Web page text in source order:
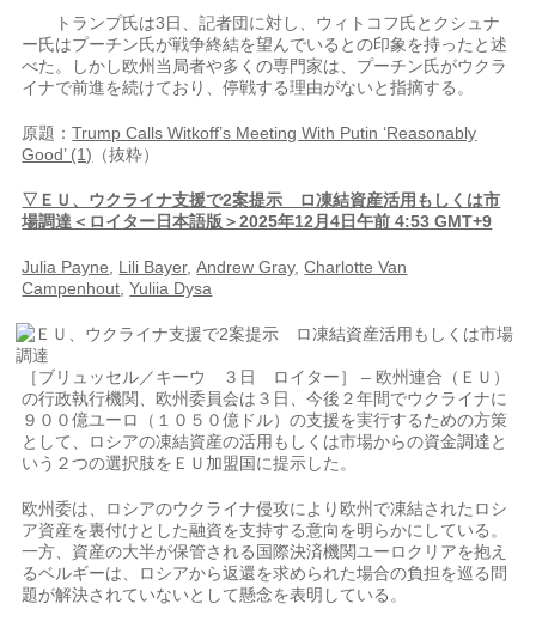
トランプ氏は3日、記者団に対し、ウィトコフ氏とクシュナ
ー氏はプーチン氏が戦争終結を望んでいるとの印象を持ったと述
べた。しかし欧州当局者や多くの専門家は、プーチン氏がウクラ
イナで前進を続けており、停戦する理由がないと指摘する。
原題：Trump Calls Witkoff’s Meeting With Putin ‘Reasonably
Good’ (1) （抜粋）
▽ＥＵ、ウクライナ支援で2案提示 ロ凍結資産活用もしくは市
場調達＜ロイター日本語版＞2025年12月4日午前 4:53 GMT+9
Julia Payne Lili Bayer,Andrew Gray,Charlotte Van
Campenhout ,Yuliia Dysa
［ブリュッセル／キーウ ３日 ロイター］ – 欧州連合（ＥＵ）
の行政執行機関、欧州委員会は３日、今後２年間でウクライナに
９００億ユーロ（１０５０億ドル）の支援を実行するための方策
として、ロシアの凍結資産の活用もしくは市場からの資金調達と
いう２つの選択肢をＥＵ加盟国に提示した。
欧州委は、ロシアのウクライナ侵攻により欧州で凍結されたロシ
ア資産を裏付けとした融資を支持する意向を明らかにしている。
一方、資産の大半が保管される国際決済機関ユーロクリアを抱え
るベルギーは、ロシアから返還を求められた場合の負担を巡る問
題が解決されていないとして懸念を表明している。